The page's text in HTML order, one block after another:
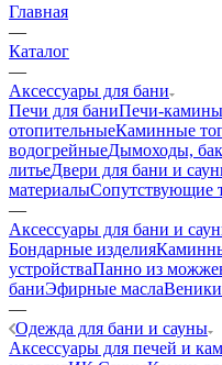
Главная
—
Каталог
—
Аксессуары для бани
Печи для баниПечи-камины
отопительныеКаминные
водогрейныеДымоходы,
литьеДвери для бани и
материалыСопутствующие
—
Аксессуары для бани и
Бондарные изделия
устройстваПанно из
баниЭфирные масла
—
Одежда для бани и сауны
Аксессуары для печей и